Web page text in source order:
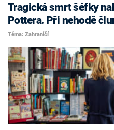
Tragická smrt šéfky
Pottera. Při nehodě
Téma: Zahraničí